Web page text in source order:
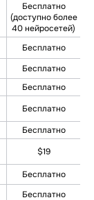
Бесплатно
(доступно более
40 нейросетей)
Бесплатно
Бесплатно
Бесплатно
Бесплатно
Бесплатно
$19
Бесплатно
Бесплатно